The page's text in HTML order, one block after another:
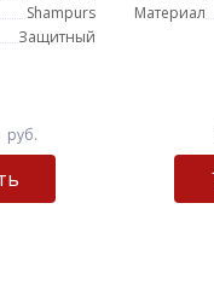
Shampurs
Защитный
руб.
Материал